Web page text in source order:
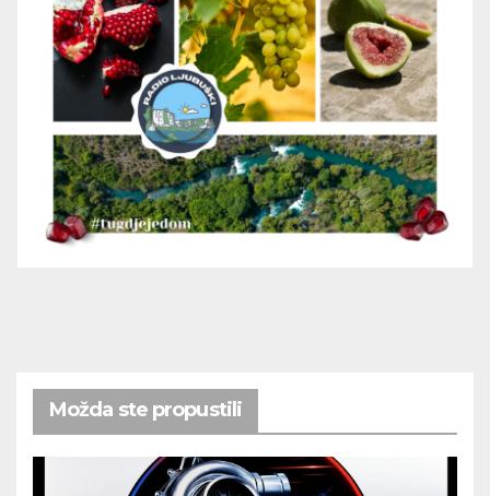
Možda ste propustili